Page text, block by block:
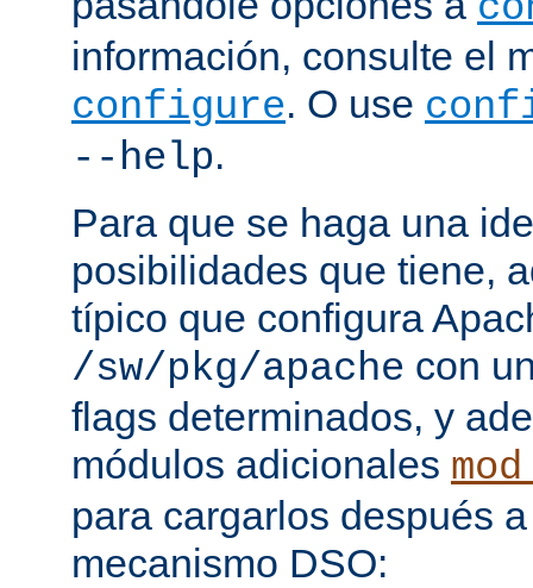
información, consulte el
configure. O use
--help.
Para que se haga una
posibilidades que tiene,
típico que configura
/sw/pkg/apache con
flags determinados, y
módulos adicionales
para cargarlos después
mecanismo DSO: